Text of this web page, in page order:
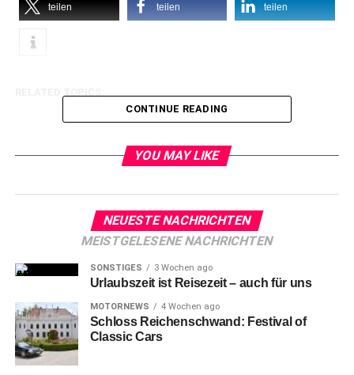
teilen teilen teilen
CONTINUE READING
YOU MAY LIKE
NEUESTE NACHRICHTEN
MEISTGELESENE NACHRICHTEN
SONSTIGES 3 Wochen ago
Urlaubszeit ist Reisezeit – auch für uns
MOTORNEWS 4 Wochen ago
Schloss Reichenschwand: Festival of
Classic Cars